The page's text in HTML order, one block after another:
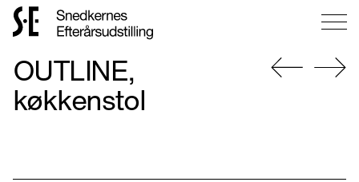
til
forsiden
OUTLINE,
køkkenstol